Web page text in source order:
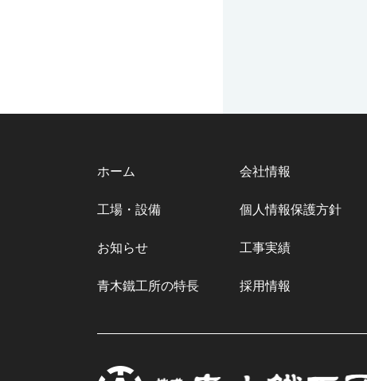
ホーム 会社情報
工場・設備 個人情報保護方針
お知らせ 工事実績
青木鐵工所の特長 採用情報